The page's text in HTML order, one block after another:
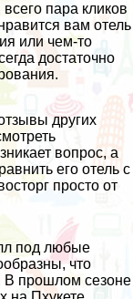
пара кликов
вам отель
или чем-то
достаточно
других
вопрос, а
его отель с
просто от
под любые
что
В прошлом сезоне